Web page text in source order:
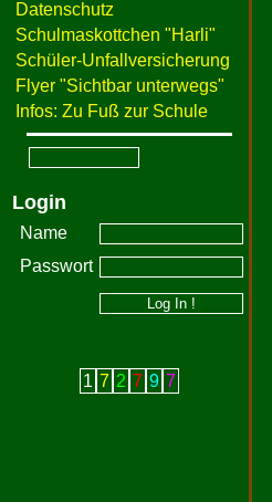
Datenschutz
Schulmaskottchen "Harli"
Schüler-Unfallversicherung
Flyer "Sichtbar unterwegs"
Infos: Zu Fuß zur Schule
Login
Name
Passwort
1 7 2 7 9 7